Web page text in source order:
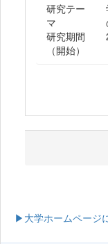
研究テー
マ
研究期間
（開始）
▶大学ホームページ